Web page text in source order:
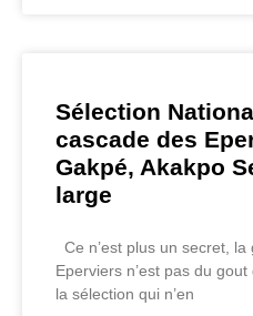
Sélection
cascade des
Gakpé, Akakpo
large
Ce n’est plus un secret,
Eperviers n’est pas du
la sélection qui n’en